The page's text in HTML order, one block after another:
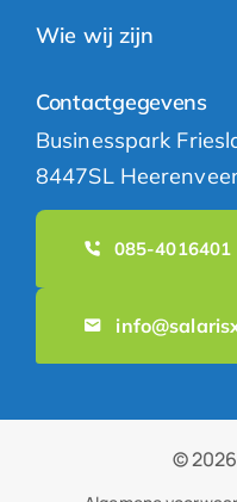
Wie wij zijn
Contactgegevens
Businesspark
8447SL
085-4016401
© 2026